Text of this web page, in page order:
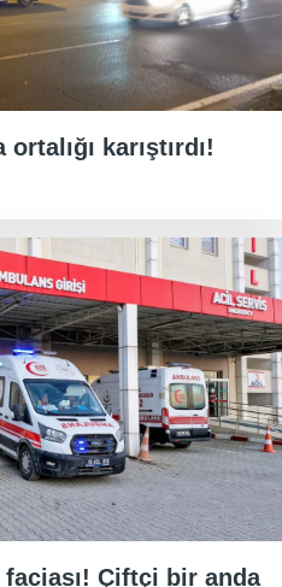
karıştırdı!
Çiftçi bir anda